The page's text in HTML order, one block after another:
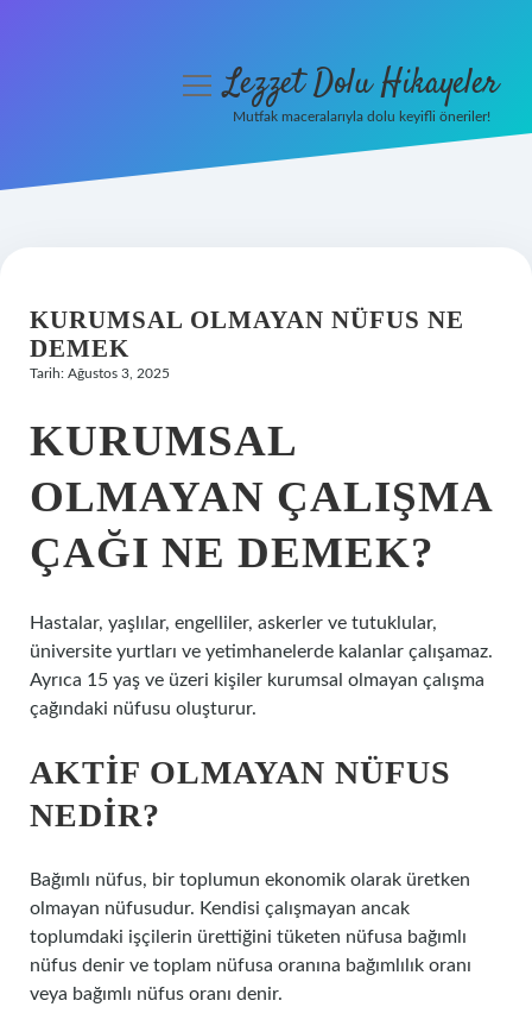
Hakkımızda
menüyüLezzet Dolu Hikayeler
Mutfak maceralarıyla dolu keyifli öneriler!
KURUMSAL OLMAYAN NÜFUS NE
DEMEK
Tarih: Ağustos 3, 2025
KURUMSAL
OLMAYAN ÇALIŞMA
ÇAĞI NE DEMEK?
Hastalar, yaşlılar, engelliler, askerler ve tutuklular,
üniversite yurtları ve yetimhanelerde kalanlar çalışamaz.
Ayrıca 15 yaş ve üzeri kişiler kurumsal olmayan çalışma
çağındaki nüfusu oluşturur.
AKTIF OLMAYAN NÜFUS
NEDIR?
Bağımlı nüfus, bir toplumun ekonomik olarak üretken
olmayan nüfusudur. Kendisi çalışmayan ancak
toplumdaki işçilerin ürettiğini tüketen nüfusa bağımlı
nüfus denir ve toplam nüfusa oranına bağımlılık oranı
veya bağımlı nüfus oranı denir.